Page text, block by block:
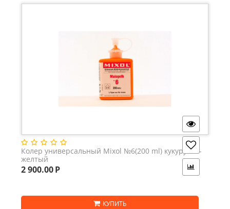
Колер универсальный Mixol №6(200 ml) кукурузно-
желтый
2 900.00Р
КУПИТЬ